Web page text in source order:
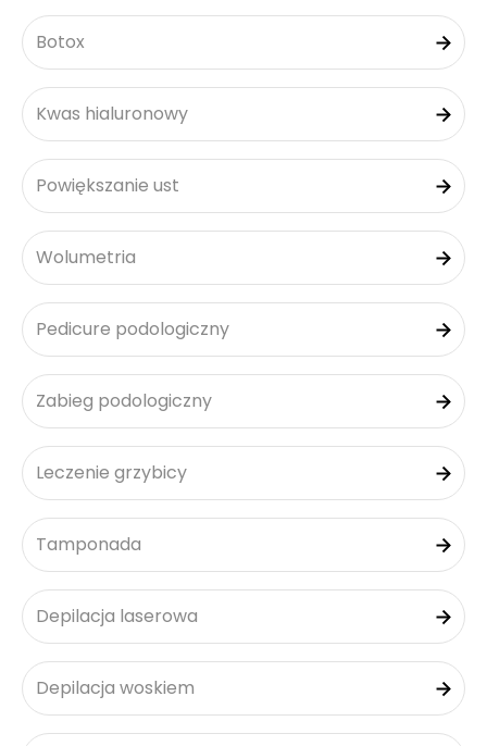
Botox
Kwas hialuronowy
Powiększanie ust
Wolumetria
Pedicure podologiczny
Zabieg podologiczny
Leczenie grzybicy
Tamponada
Depilacja laserowa
Depilacja woskiem